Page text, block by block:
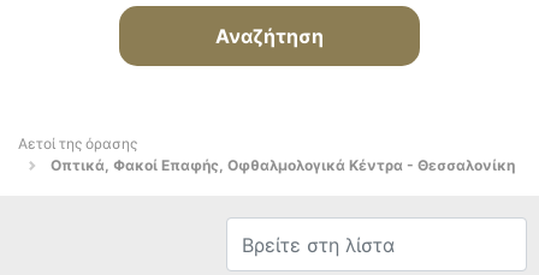
Αναζήτηση
Αετοί της όρασης
Οπτικά, Φακοί Επαφής, Οφθαλμολογικά Κέντρα - Θεσσαλονίκη